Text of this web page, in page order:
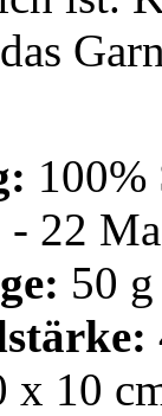
100%
- 22
50
x 10